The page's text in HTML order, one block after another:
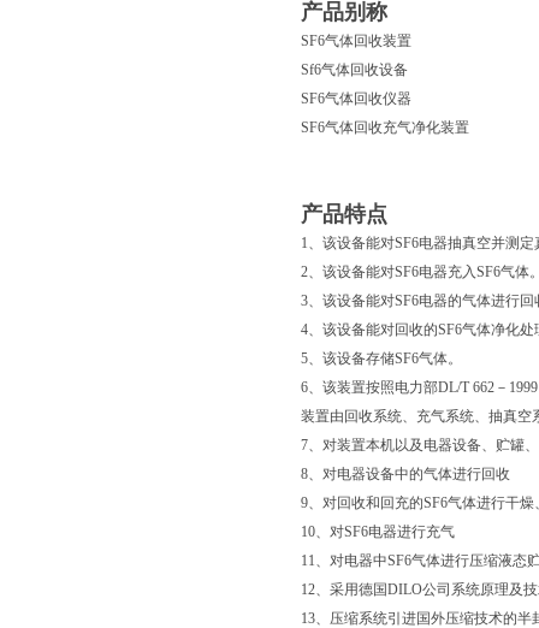
产品别称
SF6气体回收装置
Sf6气体回收设备
SF6气体回收仪器
SF6气体回收充气净化装置
产品特点
1、该设备能对SF6电器抽真空并测定
2、该设备能对SF6电器充入SF6气体
3、该设备能对SF6电器的气体进行回
4、该设备能对回收的SF6气体净化处
5、该设备存储SF6气体。
6、该装置按照电力部DL/T 662－
装置由回收系统、充气系统、抽真
7、对装置本机以及电器设备、贮罐
8、对电器设备中的气体进行回收
9、对回收和回充的SF6气体进行干燥
10、对SF6电器进行充气
11、对电器中SF6气体进行压缩液态
12、采用德国DILO公司系统原理及
13、压缩系统引进国外压缩技术的